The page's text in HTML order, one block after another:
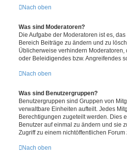
Nach oben
Was sind Moderatoren?
Die Aufgabe der Moderatoren ist es,
Bereich Beiträge zu ändern und zu
Üblicherweise verhindern Moderatoren,
oder Beleidigendes bzw. Angreifendes
Nach oben
Was sind Benutzergruppen?
Benutzergruppen sind Gruppen von
verwaltbare Einheiten aufteilt. Jedes
Berechtigungen zugeteilt werden. Dies
Benutzer auf einmal zu ändern und sie
Zugriff zu einem nichtöffentlichen Forum
Nach oben